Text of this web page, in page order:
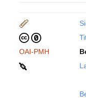
OAI-PMH